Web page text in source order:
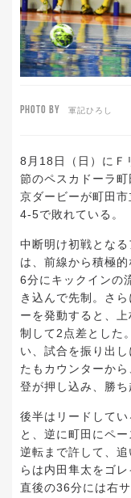
PHOTO BY 軍記ひろし
8月18日（日）に
節のペスカドーラ
京ダービーが町田
4-5で敗れている。
中断明け初戦とな
は、前線から積極
6分にキックインの
き込んで先制。さ
ーを発動すると、
制して2点差とした
い、試合を振り出
たもカウンターか
登が押し込み、勝ち
後半はリードして
と、逆に町田にペ
逆転まで許して、
らは内田隼太をゴ
直後の36分には右